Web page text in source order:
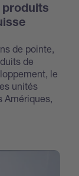
produits
de pointe,
de
le
unités
Amériques,